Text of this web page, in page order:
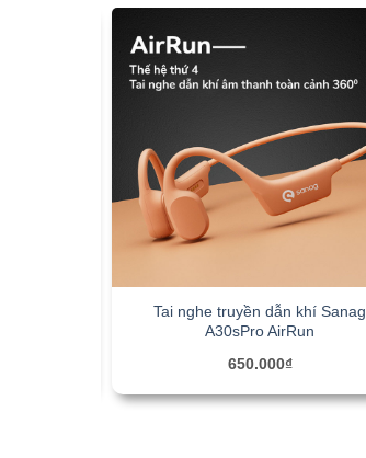
Tai nghe truyền dẫn khí Sanag
A30sPro AirRun
650.000₫